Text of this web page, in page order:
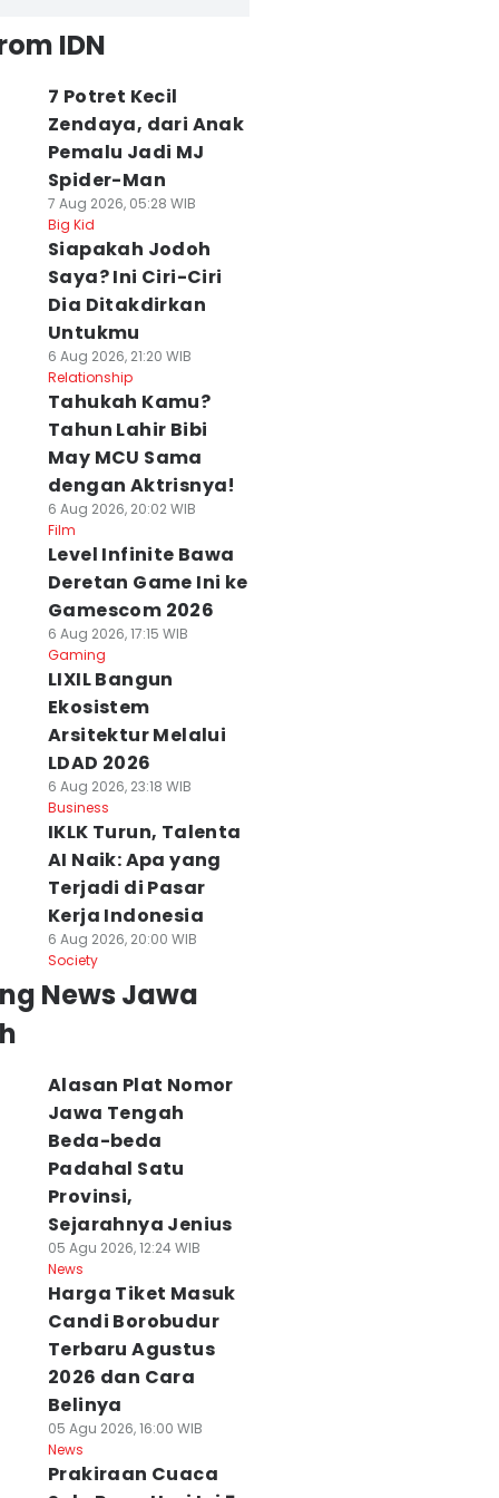
IDN
7 Potret Kecil
Zendaya, dari Anak
Pemalu Jadi MJ
Spider-Man
7 Aug 2026, 05:28 WIB
Big Kid
Siapakah Jodoh
Saya? Ini Ciri-Ciri
Dia Ditakdirkan
Untukmu
6 Aug 2026, 21:20 WIB
Relationship
Tahukah Kamu?
Tahun Lahir Bibi
May MCU Sama
dengan Aktrisnya!
6 Aug 2026, 20:02 WIB
Film
Level Infinite Bawa
Deretan Game Ini ke
Gamescom 2026
6 Aug 2026, 17:15 WIB
Gaming
LIXIL Bangun
Ekosistem
Arsitektur Melalui
LDAD 2026
6 Aug 2026, 23:18 WIB
Business
IKLK Turun, Talenta
AI Naik: Apa yang
Terjadi di Pasar
Kerja Indonesia
6 Aug 2026, 20:00 WIB
Society
News Jawa
Alasan Plat Nomor
Jawa Tengah
Beda-beda
Padahal Satu
Provinsi,
Sejarahnya Jenius
05 Agu 2026, 12:24 WIB
News
Harga Tiket Masuk
Candi Borobudur
Terbaru Agustus
2026 dan Cara
Belinya
05 Agu 2026, 16:00 WIB
News
Prakiraan Cuaca